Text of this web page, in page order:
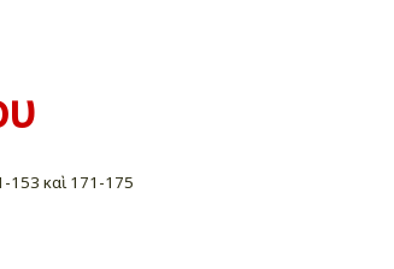
153 καὶ 171-175